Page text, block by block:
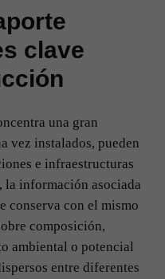
clave
una gran
vez instalados, pueden
e infraestructuras
la información asociada
conserva con el mismo
composición,
ambiental o potencial
entre diferentes